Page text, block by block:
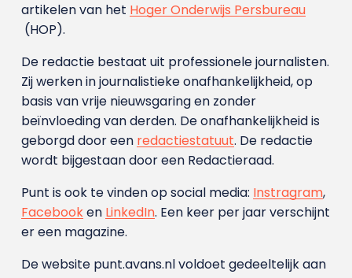
artikelen van het Hoger Onderwijs Persbureau
(HOP).
De redactie bestaat uit professionele journalisten.
Zij werken in journalistieke onafhankelijkheid, op
basis van vrije nieuwsgaring en zonder
beïnvloeding van derden. De onafhankelijkheid is
geborgd door een redactiestatuut. De redactie
wordt bijgestaan door een Redactieraad.
Punt is ook te vinden op social media: Instragram,
Facebooken LinkedIn. Een keer per jaar verschijnt
er een magazine.
De website punt.avans.nl voldoet gedeeltelijk aan